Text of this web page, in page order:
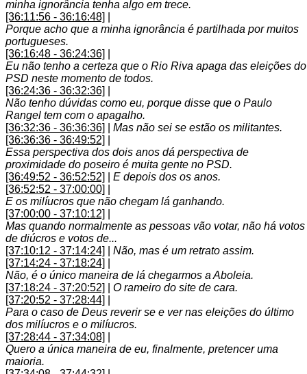
minha ignorância tenha algo em trece.
[36:11:56 - 36:16:48]
Porque acho que a minha ignorância é partilhada por muitos
portugueses.
[36:16:48 - 36:24:36]
Eu não tenho a certeza que o Rio Riva apaga das eleições do
PSD neste momento de todos.
[36:24:36 - 36:32:36]
Não tenho dúvidas como eu, porque disse que o Paulo
Rangel tem com o apagalho.
[36:32:36 - 36:36:36]
Mas não sei se estão os militantes.
[36:36:36 - 36:49:52]
Essa perspectiva dos dois anos dá perspectiva de
proximidade do poseiro é muita gente no PSD.
[36:49:52 - 36:52:52]
E depois dos os anos.
[36:52:52 - 37:00:00]
E os milíucros que não chegam lá ganhando.
[37:00:00 - 37:10:12]
Mas quando normalmente as pessoas vão votar, não há votos
de diúcros e votos de...
[37:10:12 - 37:14:24]
Não, mas é um retrato assim.
[37:14:24 - 37:18:24]
Não, é o único maneira de lá chegarmos a Aboleia.
[37:18:24 - 37:20:52]
O rameiro do site de cara.
[37:20:52 - 37:28:44]
Para o caso de Deus reverir se e ver nas eleições do último
dos milíucros e o milíucros.
[37:28:44 - 37:34:08]
Quero a única maneira de eu, finalmente, pretencer uma
maioria.